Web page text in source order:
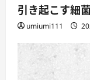
引き起こす細
umiumi111